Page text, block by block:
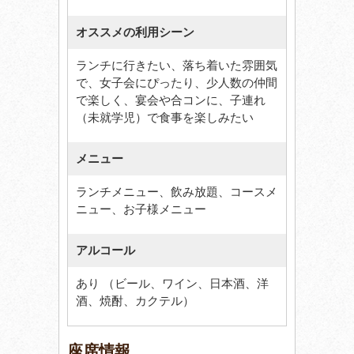
オススメの利用シーン
ランチに行きたい、落ち着いた雰囲気
で、女子会にぴったり、少人数の仲間
で楽しく、宴会や合コンに、子連れ
（未就学児）で食事を楽しみたい
メニュー
ランチメニュー、飲み放題、コースメ
ニュー、お子様メニュー
アルコール
あり （ビール、ワイン、日本酒、洋
酒、焼酎、カクテル）